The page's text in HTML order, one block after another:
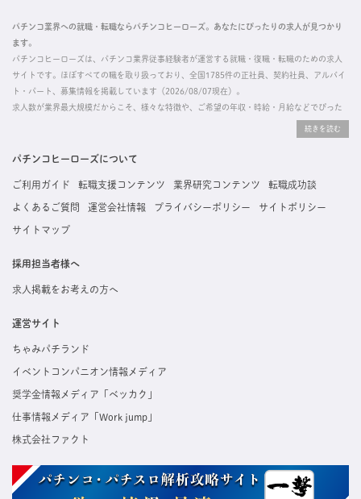
パチンコ業界への就職・転職ならパチンコヒーローズ。あなたにぴったりの求人が見つかり
ます。
パチンコヒーローズは、パチンコ業界従事経験者が運営する就職・復職・転職のための求人
サイトです。ほぼすべての職を取り扱っており、全国1785件の正社員、契約社員、アルバイ
ト・パート、募集情報を掲載しています（2026/08/07現在）。
求人数が業界最大規模だからこそ、様々な特徴や、ご希望の年収・時給・月給などでぴった
掲載している求人は、すべて契約法人様から寄せられた正規の求人情報です。応募いただい
た内容はすぐに直接事業所に届くためスムーズに転職・復職できます。
パチンコヒーローズについて
ご利用ガイド 転職支援コンテンツ 業界研究コンテンツ 転職成功談
よくあるご質問 運営会社情報 プライバシーポリシー サイトポリシー
サイトマップ
採用担当者様へ
求人掲載をお考えの方へ
運営サイト
ちゃみパチランド
イベントコンパニオン情報メディア
奨学金情報メディア「ベッカク」
仕事情報メディア「Work jump」
株式会社ファクト